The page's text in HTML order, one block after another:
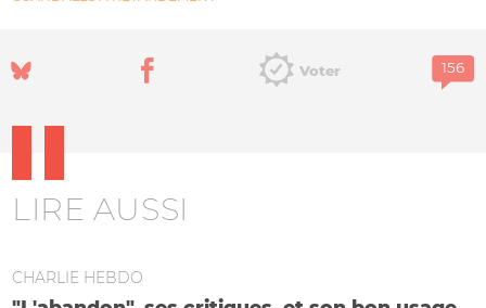
Voter
LIRE AUSSI
CHARLIE HEBDO